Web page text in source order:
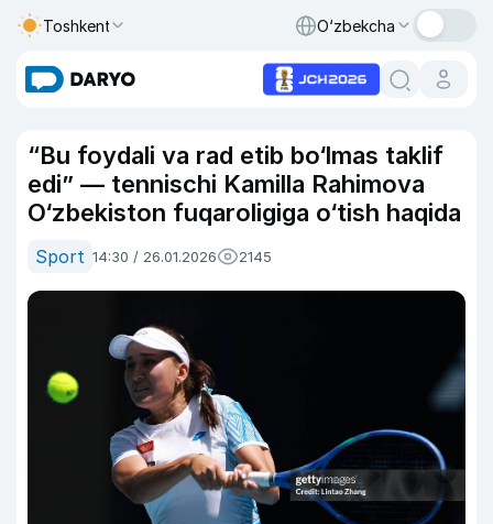
Toshkent O‘zbekcha
“Bu foydali va rad etib bo‘lmas taklif
edi” — tennischi Kamilla Rahimova
O‘zbekiston fuqaroligiga o‘tish haqida
Sport 14:30 / 26.01.2026 2145